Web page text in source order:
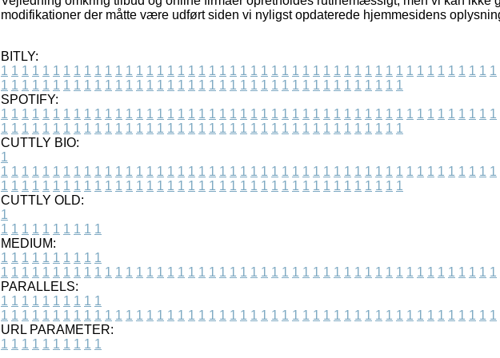
modifikationer der måtte være udført siden vi nyligst opdaterede hjemmesidens
BITLY:
1 1 1 1 1 1 1 1 1 1 1 1 1 1 1 1 1 1 1 1 1 1 1 1 1 1 1 1 1 1 1 1 1 1 1 1 1 1 1 1 1 1 1 1 1 1 1 1
1 1 1 1 1 1 1 1 1 1 1 1 1 1 1 1 1 1 1 1 1 1 1 1 1 1 1 1 1 1 1 1 1 1 1 1 1 1 1
SPOTIFY:
1 1 1 1 1 1 1 1 1 1 1 1 1 1 1 1 1 1 1 1 1 1 1 1 1 1 1 1 1 1 1 1 1 1 1 1 1 1 1 1 1 1 1 1 1 1 1 1
1 1 1 1 1 1 1 1 1 1 1 1 1 1 1 1 1 1 1 1 1 1 1 1 1 1 1 1 1 1 1 1 1 1 1 1 1 1 1
CUTTLY BIO:
1
1 1 1 1 1 1 1 1 1 1 1 1 1 1 1 1 1 1 1 1 1 1 1 1 1 1 1 1 1 1 1 1 1 1 1 1 1 1 1 1 1 1 1 1 1 1 1 1
1 1 1 1 1 1 1 1 1 1 1 1 1 1 1 1 1 1 1 1 1 1 1 1 1 1 1 1 1 1 1 1 1 1 1 1 1 1 1
CUTTLY OLD:
1
1 1 1 1 1 1 1 1 1 1
MEDIUM:
1 1 1 1 1 1 1 1 1 1
1 1 1 1 1 1 1 1 1 1 1 1 1 1 1 1 1 1 1 1 1 1 1 1 1 1 1 1 1 1 1 1 1 1 1 1 1 1 1 1 1 1 1 1 1 1 1 1
PARALLELS:
1 1 1 1 1 1 1 1 1 1
1 1 1 1 1 1 1 1 1 1 1 1 1 1 1 1 1 1 1 1 1 1 1 1 1 1 1 1 1 1 1 1 1 1 1 1 1 1 1 1 1 1 1 1 1 1 1 1
URL PARAMETER:
1 1 1 1 1 1 1 1 1 1